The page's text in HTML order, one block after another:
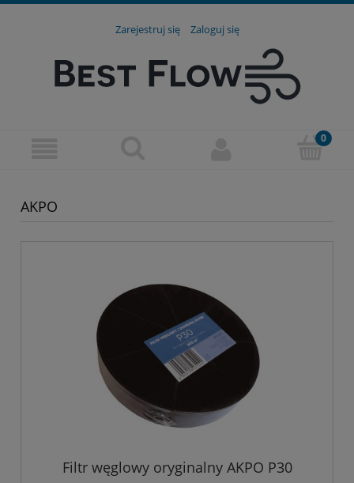
Zarejestruj się Zaloguj się
AKPO
Filtr węglowy oryginalny AKPO P30